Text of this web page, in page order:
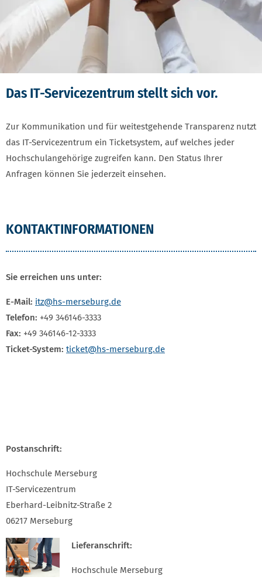
Das IT-Servicezentrum stellt sich vor.
Zur Kommunikation und für weitestgehende Transparenz nutzt
das IT-Servicezentrum ein Ticketsystem, auf welches jeder
Hochschulangehörige zugreifen kann. Den Status Ihrer
Anfragen können Sie jederzeit einsehen.
KONTAKTINFORMATIONEN
Sie erreichen uns unter:
E-Mail: itz@hs-merseburg.de
Telefon: +49 346146-3333
Fax: +49 346146-12-3333
Ticket-System: ticket@hs-merseburg.de
Postanschrift:
Hochschule Merseburg
IT-Servicezentrum
Eberhard-Leibnitz-Straße 2
06217 Merseburg
Lieferanschrift:
Hochschule Merseburg